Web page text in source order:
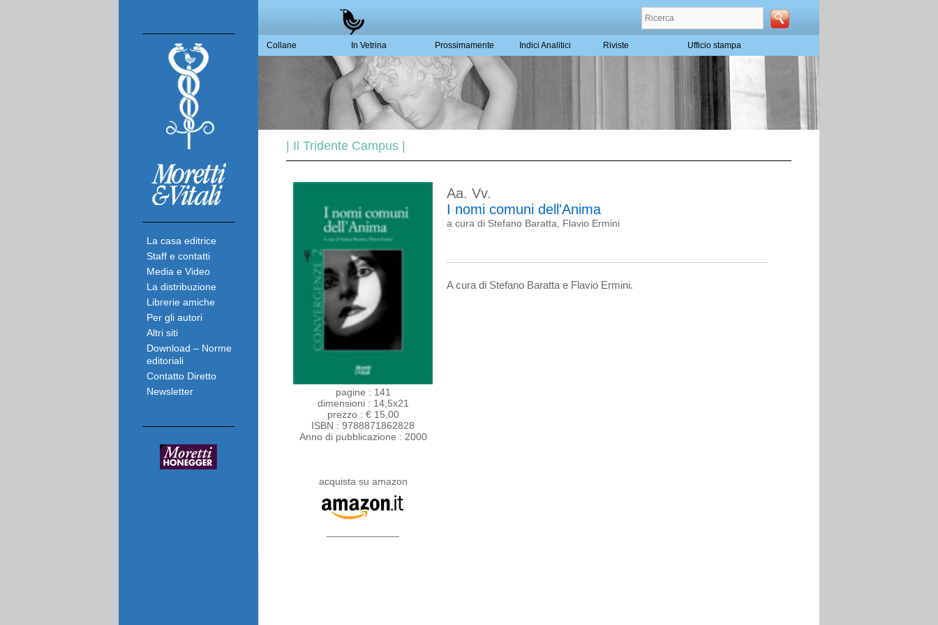
La casa editrice
Staff e contatti
Media e Video
La distribuzione
Librerie amiche
Per gli autori
Altri siti
Download – Norme
editoriali
Contatto Diretto
Newsletter
Collane In Vetrina Prossimamente Indici Analitici Riviste Ufficio stampa
| Il Tridente Campus |
pagine : 141
dimensioni : 14,5x21
prezzo : € 15,00
ISBN : 9788871862828
Anno di pubblicazione : 2000
acquista su amazon
Aa. Vv.
I nomi comuni dell'Anima
a cura di Stefano Baratta, Flavio Ermini
A cura di Stefano Baratta e Flavio Ermini.